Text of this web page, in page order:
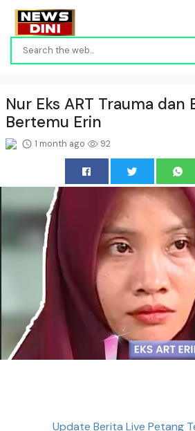
Nur Eks ART Trauma dan
Bertemu Erin
1 month ago 92
Update Berita Live Petang